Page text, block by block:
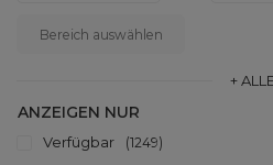
Bereich auswählen
+
ANZEIGEN NUR
Verfügbar 1249